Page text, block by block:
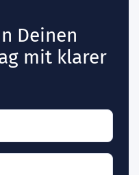
Deinen
mit klarer